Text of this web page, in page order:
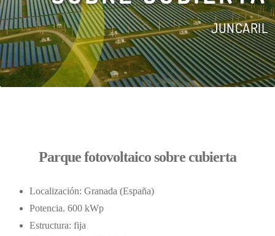
JUNCARIL
Parque fotovoltaico sobre cubierta
Localización: Granada (España)
Potencia. 600 kWp
Estructura: fija